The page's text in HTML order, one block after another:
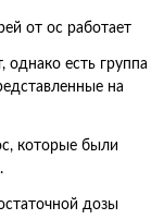
однако есть группа
на
которые были
дозы